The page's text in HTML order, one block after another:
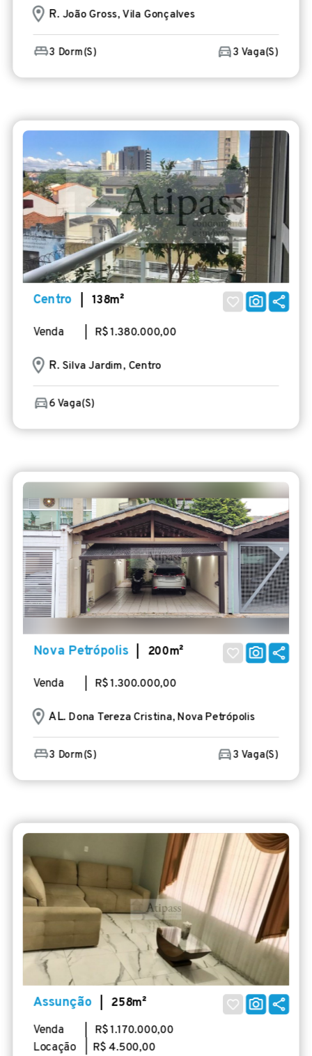
R. João Gross, Vila Gonçalves
3 Dorm(s) 3 Vaga(s)
Centro | 138m²
Venda | R$ 1.380.000,00
R. Silva Jardim, Centro
6 Vaga(s)
Nova Petrópolis| 200m²
Venda | R$ 1.300.000,00
AL. Dona Tereza Cristina, Nova Petrópolis
3 Dorm(s) 3 Vaga(s)
Assunção| 258m²
Venda | R$ 1.170.000,00
Locação | R$ 4.500,00